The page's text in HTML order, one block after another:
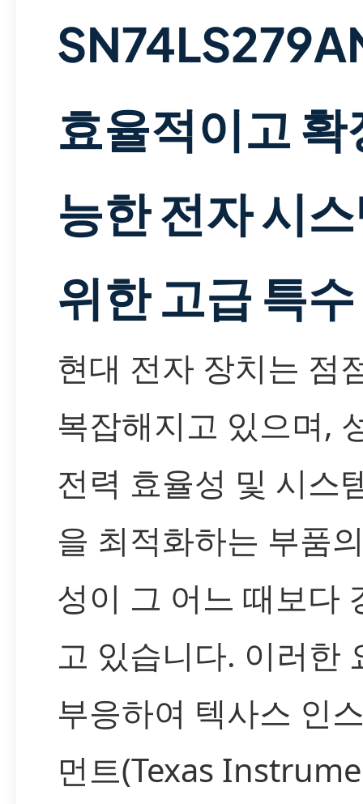
효율적이고 확
능한 전자 시
위한 고급 특
현대 전자 장치는 점
복잡해지고 있으며,
전력 효율성 및 시스
을 최적화하는 부품
성이 그 어느 때보다
고 있습니다. 이러한
부응하여 텍사스 인
먼트(Texas